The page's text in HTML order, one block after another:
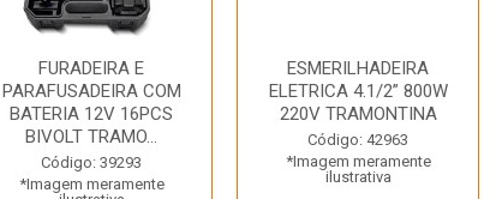
FURADEIRA E
PARAFUSADEIRA COM
BATERIA 12V 16PCS
BIVOLT TRAMO...
Código: 39293
*Imagem meramente
ESMERILHADEIRA
ELETRICA 4.1/2” 800W
220V TRAMONTINA
Código: 42963
*Imagem meramente
ilustrativa